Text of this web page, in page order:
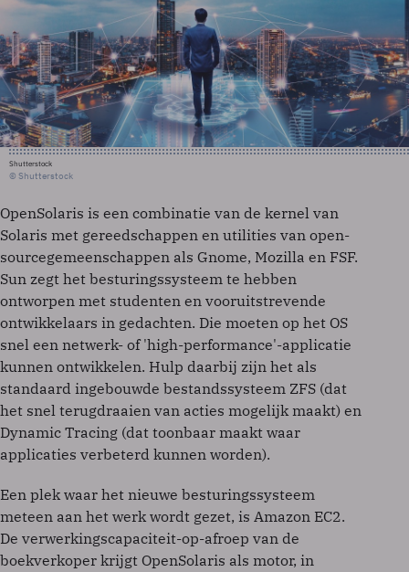
Shutterstock
© Shutterstock
OpenSolaris is een combinatie van de kernel van
Solaris met gereedschappen en utilities van open-
sourcegemeenschappen als Gnome, Mozilla en FSF.
Sun zegt het besturingssysteem te hebben
ontworpen met studenten en vooruitstrevende
ontwikkelaars in gedachten. Die moeten op het OS
snel een netwerk- of 'high-performance'-applicatie
kunnen ontwikkelen. Hulp daarbij zijn het als
standaard ingebouwde bestandssysteem ZFS (dat
het snel terugdraaien van acties mogelijk maakt) en
Dynamic Tracing (dat toonbaar maakt waar
applicaties verbeterd kunnen worden).
Een plek waar het nieuwe besturingssysteem
meteen aan het werk wordt gezet, is Amazon EC2.
De verwerkingscapaciteit-op-afroep van de
boekverkoper krijgt OpenSolaris als motor, in